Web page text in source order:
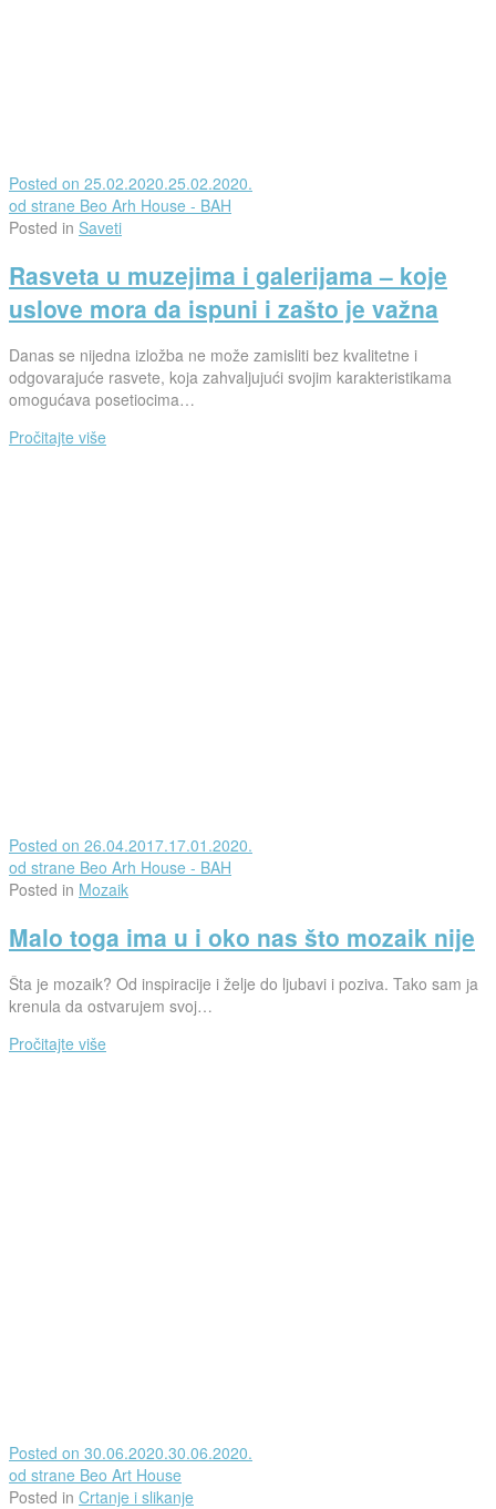
Posted on 25.02.2020.25.02.2020.
od strane Beo Arh House - BAH
Posted in Saveti
Rasveta u muzejima i galerijama – koje
uslove mora da ispuni i zašto je važna
Danas se nijedna izložba ne može zamisliti bez kvalitetne i
odgovarajuće rasvete, koja zahvaljujući svojim karakteristikama
omogućava posetiocima…
Pročitajte više
Posted on 26.04.2017.17.01.2020.
od strane Beo Arh House - BAH
Posted in Mozaik
Malo toga ima u i oko nas što mozaik nije
Šta je mozaik? Od inspiracije i želje do ljubavi i poziva. Tako sam ja
krenula da ostvarujem svoj…
Pročitajte više
Posted on 30.06.2020.30.06.2020.
od strane Beo Art House
Posted in Crtanje i slikanje